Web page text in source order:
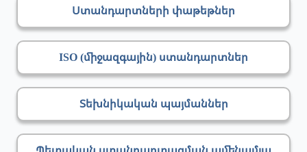
Ստանդարտների փաթեթներ
ISO (միջազգային) ստանդարտներ
Տեխնիկական պայմաններ